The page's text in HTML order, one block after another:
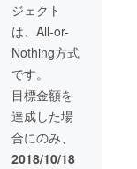
ポーツセンター
※当日お越しにな
れない場合はお
受け取りになれ
ません。 「弓道
体験教室に１回
参加」…石川県
立武道館弓道場
にて、石川県弓
道連盟による弓
道体験教室（１
ジェクト
は、All-or-
Nothing方式
です。
目標金額を
達成した場
合にのみ、
2018/10/18